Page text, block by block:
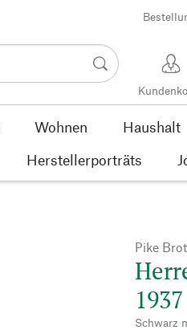
Wohnen Haushalt
Herstellerporträts
Pike
1937
Schwarz